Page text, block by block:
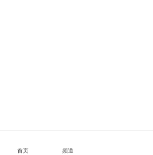
首页 频道